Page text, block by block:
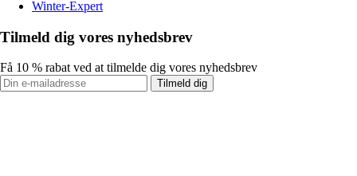
Winter-Expert
Tilmeld dig vores nyhedsbrev
Få 10 % rabat ved at tilmelde dig vores nyhedsbrev
Tilmeld dig